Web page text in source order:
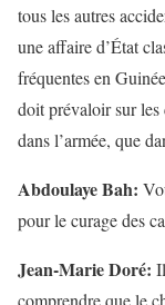
tous les autres
une affaire d’État
fréquentes en
doit prévaloir sur les
dans l’armée, que
Abdoulaye Bah:
pour le curage des
Jean-Marie Doré:
comprendre que le